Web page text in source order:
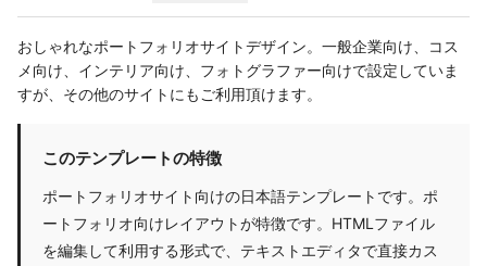
おしゃれなポートフォリオサイトデザイン。一般企業向け、コス
メ向け、インテリア向け、フォトグラファー向けで設定していま
すが、その他のサイトにもご利用頂けます。
このテンプレートの特徴
ポートフォリオサイト向けの日本語テンプレートです。ポ
ートフォリオ向けレイアウトが特徴です。HTMLファイル
を編集して利用する形式で、テキストエディタで直接カス